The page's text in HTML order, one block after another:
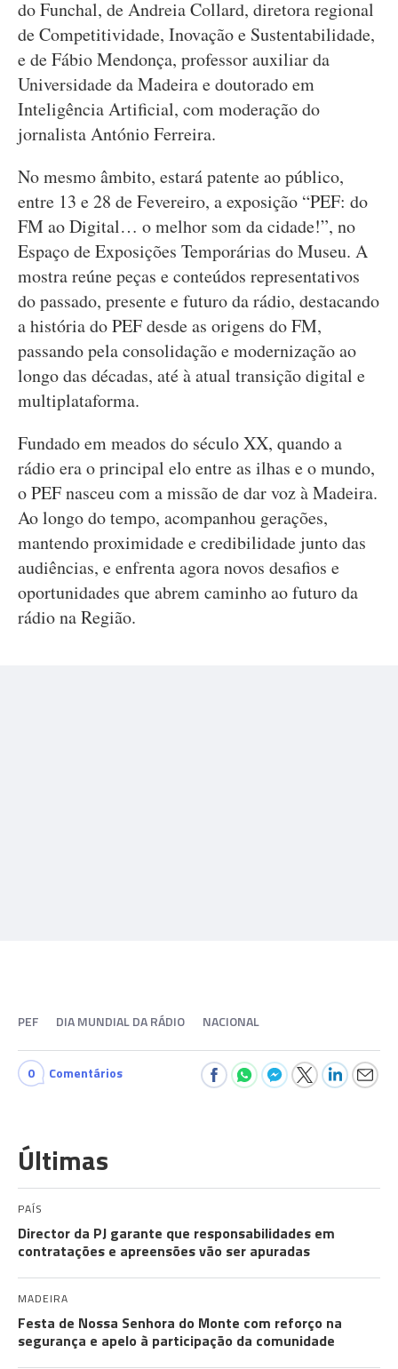
do Funchal, de Andreia Collard, diretora regional
de Competitividade, Inovação e Sustentabilidade,
e de Fábio Mendonça, professor auxiliar da
Universidade da Madeira e doutorado em
Inteligência Artificial, com moderação do
jornalista António Ferreira.
No mesmo âmbito, estará patente ao público,
entre 13 e 28 de Fevereiro, a exposição “PEF: do
FM ao Digital… o melhor som da cidade!”, no
Espaço de Exposições Temporárias do Museu. A
mostra reúne peças e conteúdos representativos
do passado, presente e futuro da rádio, destacando
a história do PEF desde as origens do FM,
passando pela consolidação e modernização ao
longo das décadas, até à atual transição digital e
multiplataforma.
Fundado em meados do século XX, quando a
rádio era o principal elo entre as ilhas e o mundo,
o PEF nasceu com a missão de dar voz à Madeira.
Ao longo do tempo, acompanhou gerações,
mantendo proximidade e credibilidade junto das
audiências, e enfrenta agora novos desafios e
oportunidades que abrem caminho ao futuro da
rádio na Região.
PEF DIA MUNDIAL DA RÁDIO NACIONAL
0 Comentários
Últimas
PAÍS
Director da PJ garante que responsabilidades em
contratações e apreensões vão ser apuradas
MADEIRA
Festa de Nossa Senhora do Monte com reforço na
segurança e apelo à participação da comunidade